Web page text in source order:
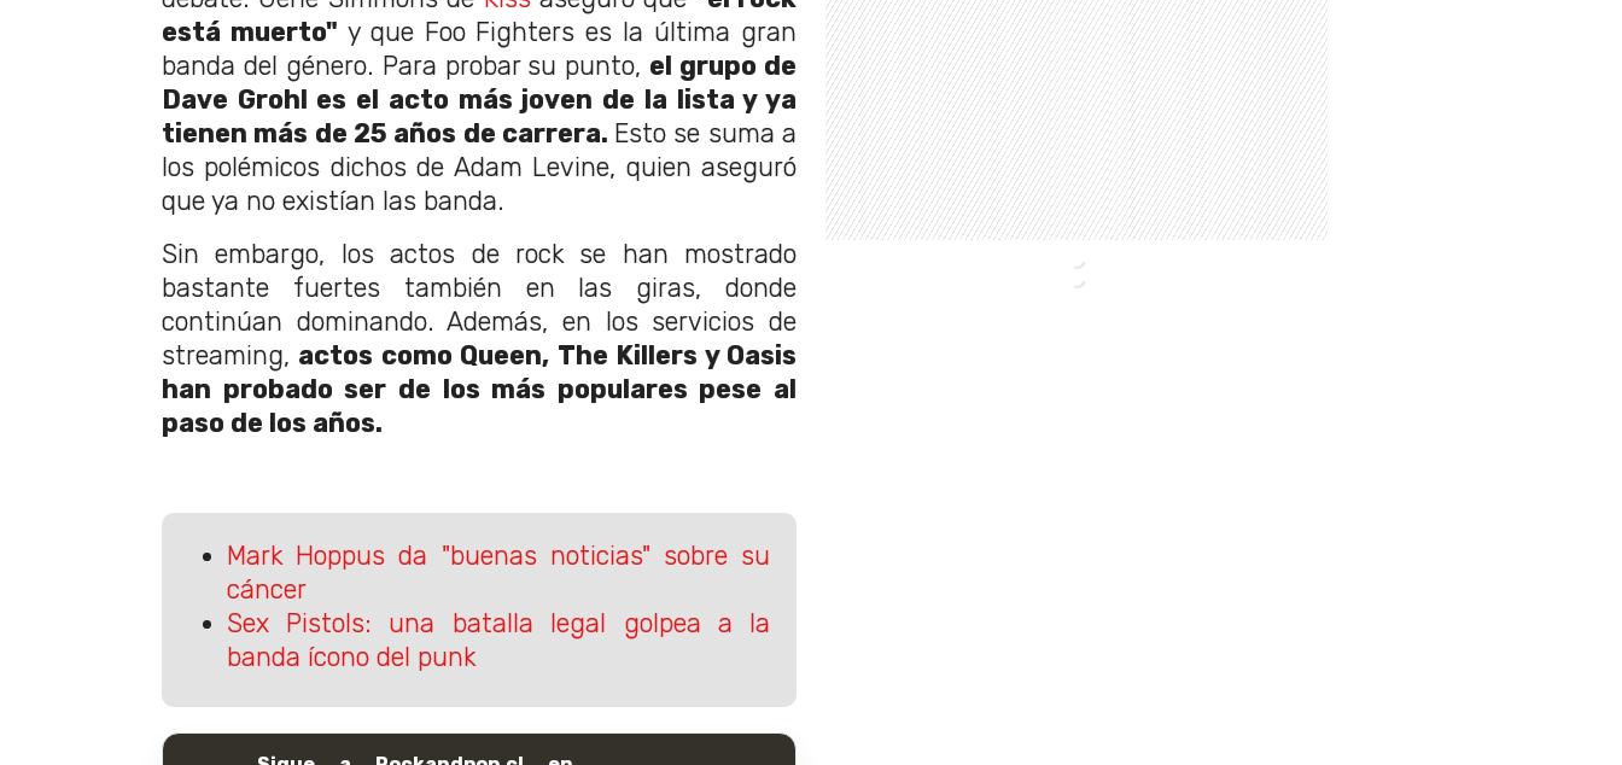
está muerto" y que Foo Fighters es la última gran
banda del género. Para probar su punto, el grupo de
Dave Grohl es el acto más joven de la lista y ya
tienen más de 25 años de carrera. Esto se suma a
los polémicos dichos de Adam Levine, quien aseguró
que ya no existían las banda.
Sin embargo, los actos de rock se han mostrado
bastante fuertes también en las giras, donde
continúan dominando. Además, en los servicios de
streaming, actos como Queen, The Killers y Oasis
han probado ser de los más populares pese al
paso de los años.
Mark Hoppus da "buenas noticias" sobre su
cáncer
Sex Pistols: una batalla legal golpea a la
banda ícono del punk